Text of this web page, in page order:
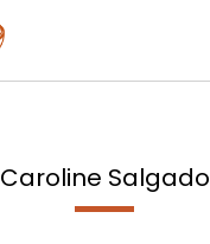
Caroline Salgado